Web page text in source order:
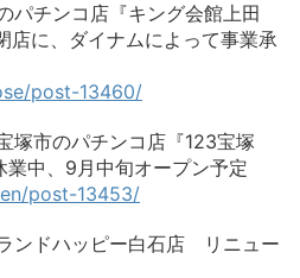
パチンコ店『キング会館上田
店に、ダイナムによって事業承
post-13460/
塚市のパチンコ店『123宝塚
業中、9月中旬オープン予定
post-13453/
ドハッピー白石店 リニュー